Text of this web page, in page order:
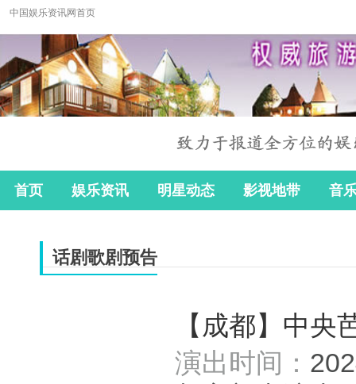
中国娱乐资讯网首页
首页 娱乐资讯 明星动态 影视地带 音
话剧歌剧预告
【成都】中
演出时间：